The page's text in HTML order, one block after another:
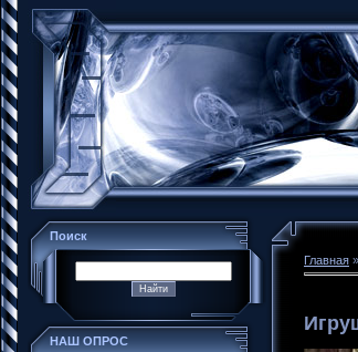
Поиск
НАШ ОПРОС
Главная »